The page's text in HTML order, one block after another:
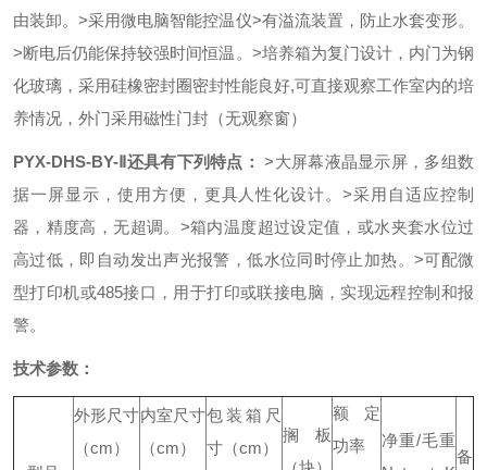
由装卸。>采用微电脑智能控温仪>有溢流装置，防止水套变形。
>断电后仍能保持较强时间恒温。 >培养箱为复门设计，内门为钢
化玻璃，采用硅橡密封圈密封性能良好,可直接观察工作室内的培
养情况，外门采用磁性门封（无观察窗）
PYX-DHS-BY-Ⅱ还具有下列特点：>大屏幕液晶显示屏，多组数
据一屏显示，使用方便，更具人性化设计。>采用自适应控制
器，精度高，无超调。 >箱内温度超过设定值，或水夹套水位过
高过低，即自动发出声光报警，低水位同时停止加热。 >可配微
型打印机或485接口，用于打印或联接电脑，实现远程控制和报
警。
技术参数：
外形尺寸
（cm）
内室尺寸
（cm）
包装箱尺
寸（cm）
搁板
额定
功率
净重/毛重
备